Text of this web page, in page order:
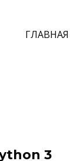
ГЛАВНАЯ
3